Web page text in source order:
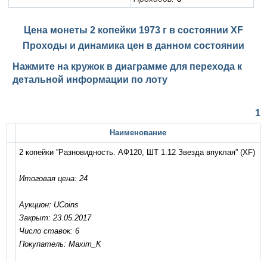
Цена монеты 2 копейки 1973 г в состоянии XF
Проходы и динамика цен в данном состоянии
Нажмите на кружок в диаграмме для перехода к
детальной информации по лоту
1
Наименование
2 копейки ”Разновидность. АФ120, ШТ 1.12 Звезда впуклая” (XF)
Итоговая цена: 24
Аукцион: UCoins
Закрыт: 23.05.2017
Число ставок: 6
Покупатель: Maxim_K